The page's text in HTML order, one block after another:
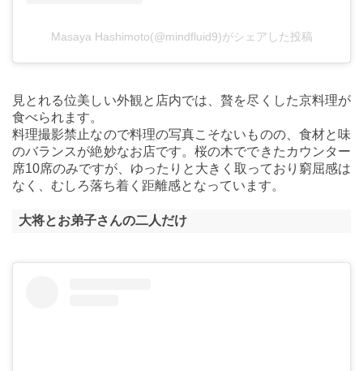
Masaya Hashimoto(@mindfluid9)がシェアした投稿
見とれる位美しい外観と店内では、贅を尽くした京料理が
食べられます。
料理撮影禁止なので料理の写真こそないものの、食材と味
のバランスが絶妙なお店です。桜の木でできたカウンター
席10席のみですが、ゆったりと大きく取っており窮屈感は
なく、むしろ落ち着く距離感となっています。
大将とお弟子さんの二人だけ